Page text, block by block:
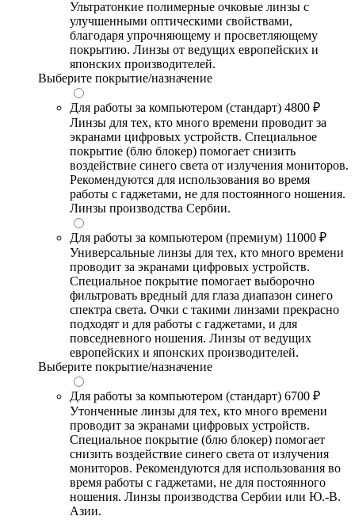
Ультратонкие полимерные очковые линзы с
улучшенными оптическими свойствами,
благодаря упрочняющему и просветляющему
покрытию. Линзы от ведущих европейских и
японских производителей.
Выберите покрытие/назначение
Для работы за компьютером (стандарт) 4800 ₽
Линзы для тех, кто много времени проводит за
экранами цифровых устройств. Специальное
покрытие (блю блокер) помогает снизить
воздействие синего света от излучения мониторов.
Рекомендуются для использования во время
работы с гаджетами, не для постоянного ношения.
Линзы производства Сербии.
Для работы за компьютером (премиум) 11000 ₽
Универсальные линзы для тех, кто много времени
проводит за экранами цифровых устройств.
Специальное покрытие помогает выборочно
фильтровать вредный для глаза диапазон синего
спектра света. Очки с такими линзами прекрасно
подходят и для работы с гаджетами, и для
повседневного ношения. Линзы от ведущих
европейских и японских производителей.
Выберите покрытие/назначение
Для работы за компьютером (стандарт) 6700 ₽
Утонченные линзы для тех, кто много времени
проводит за экранами цифровых устройств.
Специальное покрытие (блю блокер) помогает
снизить воздействие синего света от излучения
мониторов. Рекомендуются для использования во
время работы с гаджетами, не для постоянного
ношения. Линзы производства Сербии или Ю.-В.
Азии.